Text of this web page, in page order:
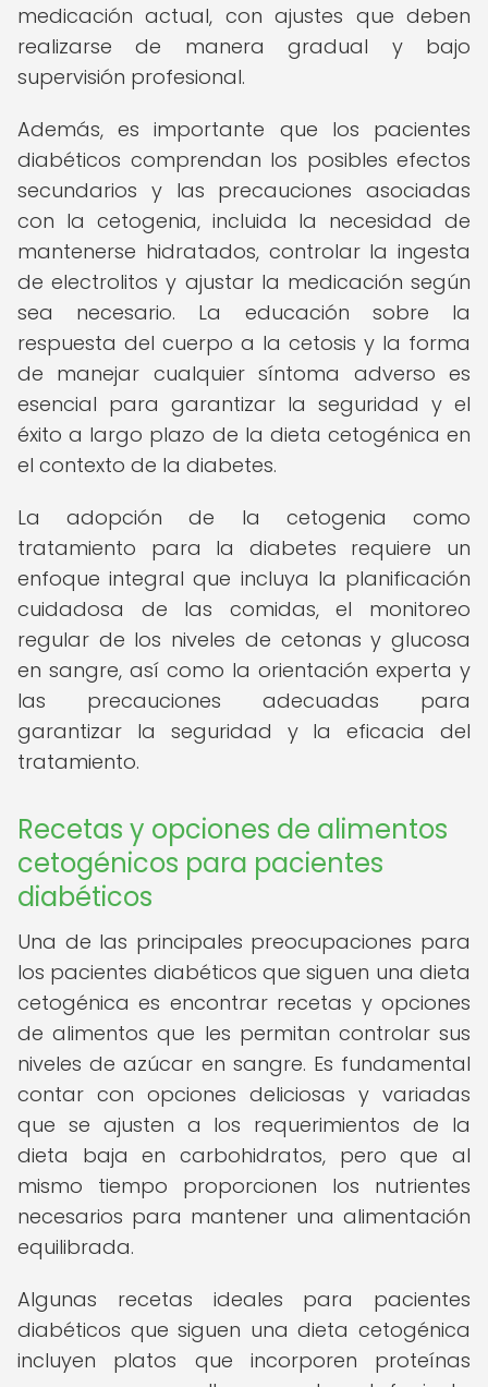
medicación actual, con ajustes que deben
realizarse de manera gradual y bajo
supervisión profesional.
Además, es importante que los pacientes
diabéticos comprendan los posibles efectos
secundarios y las precauciones asociadas
con la cetogenia, incluida la necesidad de
mantenerse hidratados, controlar la ingesta
de electrolitos y ajustar la medicación según
sea necesario. La educación sobre la
respuesta del cuerpo a la cetosis y la forma
de manejar cualquier síntoma adverso es
esencial para garantizar la seguridad y el
éxito a largo plazo de la dieta cetogénica en
el contexto de la diabetes.
La adopción de la cetogenia como
tratamiento para la diabetes requiere un
enfoque integral que incluya la planificación
cuidadosa de las comidas, el monitoreo
regular de los niveles de cetonas y glucosa
en sangre, así como la orientación experta y
las precauciones adecuadas para
garantizar la seguridad y la eficacia del
tratamiento.
Recetas y opciones de alimentos
cetogénicos para pacientes
diabéticos
Una de las principales preocupaciones para
los pacientes diabéticos que siguen una dieta
cetogénica es encontrar recetas y opciones
de alimentos que les permitan controlar sus
niveles de azúcar en sangre. Es fundamental
contar con opciones deliciosas y variadas
que se ajusten a los requerimientos de la
dieta baja en carbohidratos, pero que al
mismo tiempo proporcionen los nutrientes
necesarios para mantener una alimentación
equilibrada.
Algunas recetas ideales para pacientes
diabéticos que siguen una dieta cetogénica
incluyen platos que incorporen proteínas